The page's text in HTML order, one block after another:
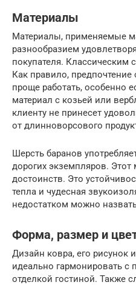
Материалы
Материалы, применяемые
разнообразием
покупателя. Классическим
Как правило, предпочтение
проще работать, особенно
материал с козьей или
клиенту не принесет
от длинноворсового
Шерсть баранов
дорогих экземпляров. Этот
достоинств. Это
тепла и чудесная
недостатком можно
Форма, размер и
Дизайн ковра, его рисунок
идеально гармонировать с
отделкой гостиной. Также